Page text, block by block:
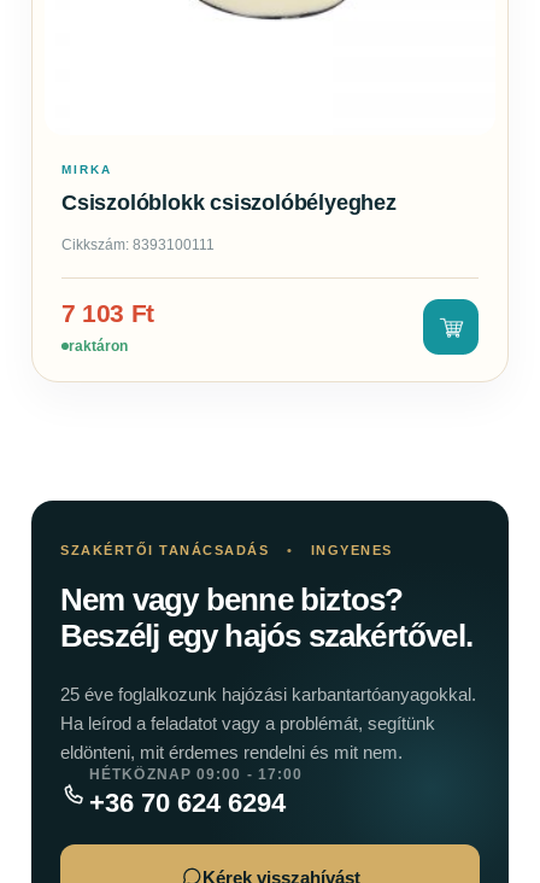
MIRKA
Csiszolóblokk csiszolóbélyeghez
Cikkszám: 8393100111
7 103 Ft
raktáron
SZAKÉRTŐI TANÁCSADÁS • INGYENES
Nem vagy benne biztos?
Beszélj egy hajós szakértővel.
25 éve foglalkozunk hajózási karbantartóanyagokkal.
Ha leírod a feladatot vagy a problémát, segítünk
eldönteni, mit érdemes rendelni és mit nem.
HÉTKÖZNAP 09:00 - 17:00
+36 70 624 6294
Kérek visszahívást